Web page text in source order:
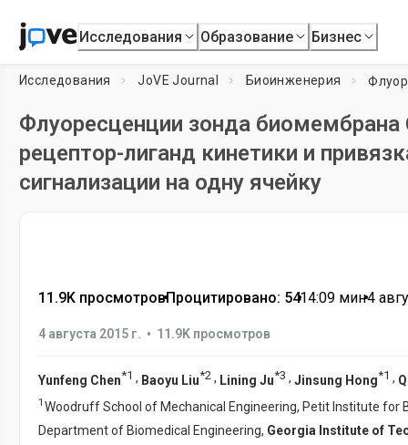
Исследования Образование Бизнес
Исследования JoVE Journal Биоинженерия
Флуоресценции зонда
рецептор-лиганд кинетики и
сигнализации на одну ячейку
11.9K просмотров•Процитировано: 54•14:09 мин•4
4 августа 2015 г. • 11.9K просмотров
Yunfeng Chen*1 , Baoyu Liu*2 , Lining Ju*3 , Jinsung Hong*1 ,
1 Woodruff School of Mechanical Engineering, Petit Institute for
Department of Biomedical Engineering, Georgia Institute of